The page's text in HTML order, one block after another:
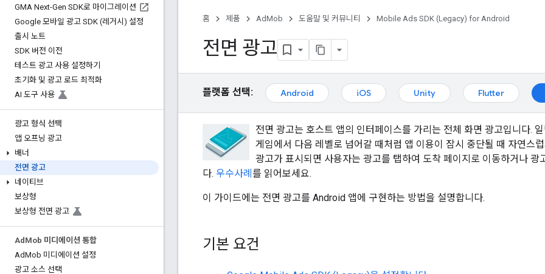
GMA Next-Gen SDK로 마이그레이션
Google 모바일 광고 SDK (레거시) 설정
출시 노트
SDK 버전 이전
테스트 광고 사용 설정하기
초기화 및 광고 로드 최적화
AI 도구 사용
광고 형식 선택
앱 오프닝 광고
배너
전면 광고
네이티브
보상형
보상형 전면 광고
Ad Mob 미디에이션 통합
AdMob 미디에이션 설정
광고 소스 선택
홈 제품 AdMob 도움말 및 커뮤니티 Mobile Ads SDK (Legacy) for Android
전면 광고
플랫폼 선택: Android iOS Unity Flutter
전면 광고는 호스트 앱의 인터페이스를 가리는 전체 화면 광고입니다.
게임에서 다음 레벨로 넘어갈 때처럼 앱 이용이 잠시 중단될 때 자연스
광고가 표시되면 사용자는 광고를 탭하여 도착 페이지로 이동하거나 광
다. 우수사례 를 읽어보세요.
이 가이드에는 전면 광고를 Android 앱에 구현하는 방법을 설명합니다.
기본 요건